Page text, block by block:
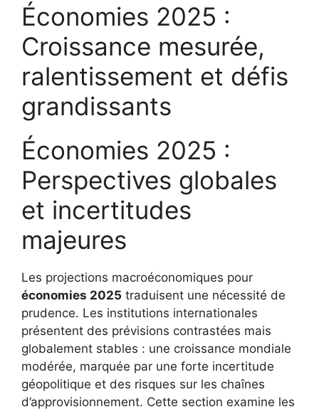
Économies 2025 :
Croissance mesurée,
ralentissement et défis
grandissants
Économies 2025 :
Perspectives globales
et incertitudes
majeures
Les projections macroéconomiques pour
économies 2025 traduisent une nécessité de
prudence. Les institutions internationales
présentent des prévisions contrastées mais
globalement stables : une croissance mondiale
modérée, marquée par une forte incertitude
géopolitique et des risques sur les chaînes
d’approvisionnement. Cette section examine les